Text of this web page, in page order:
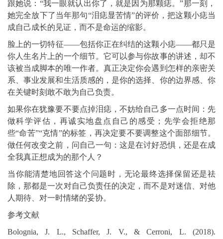
跟她说：“我一眼就认出你了，就是因为那颗痣。”那一刻，
她完全放下了当年那句“泪痣显苦情”的评价，把这颗小痣当
成自己成长的见证，而不是命运的缩影。
脸上的一切特征——包括你正在纠结的这颗小痣——都只是
你人生名片上的一个细节。它可以参与你故事的讲述，却不
该被当成脚本的唯一作者。真正决定你会遇到怎样的亲密关
系、事业发展和生活质感的，是你的选择、你的边界感、你
在关键时刻敢不敢为自己负责。
如果你在犹豫要不要点掉泪痣，不妨给自己多一点时间：先
做科学评估，再诚实地盘点自己的感受；先学会拒绝那
些“命苦”“克情”的标签，再决定要不要调整这个面部细节。
做任何改变之前，问自己一句：这是在讨好恐惧，还是在成
全我真正想成为的那个人？
当你能清楚地回答这个问题时，无论最终选择保留还是祛
除，那都是一次对自己负责任的决定，而不是对迷信、对他
人期待、对一时情绪的妥协。
参考文献
Bolognia, J. L., Schaffer, J. V., & Cerroni, L. (2018).